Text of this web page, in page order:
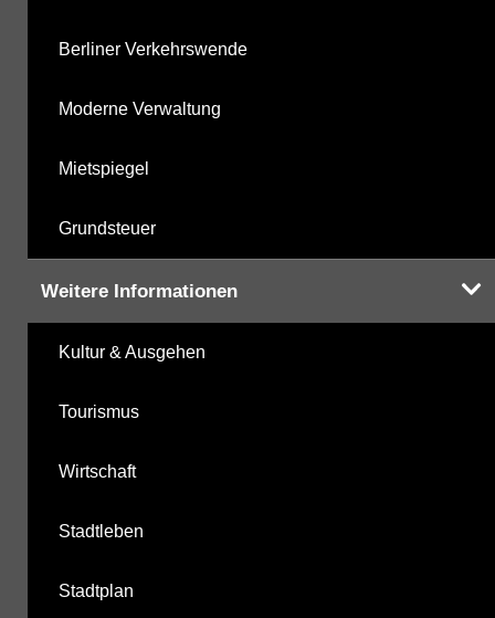
Berliner Verkehrswende
Moderne Verwaltung
Mietspiegel
Grundsteuer
Weitere Informationen
Kultur & Ausgehen
Tourismus
Wirtschaft
Stadtleben
Stadtplan